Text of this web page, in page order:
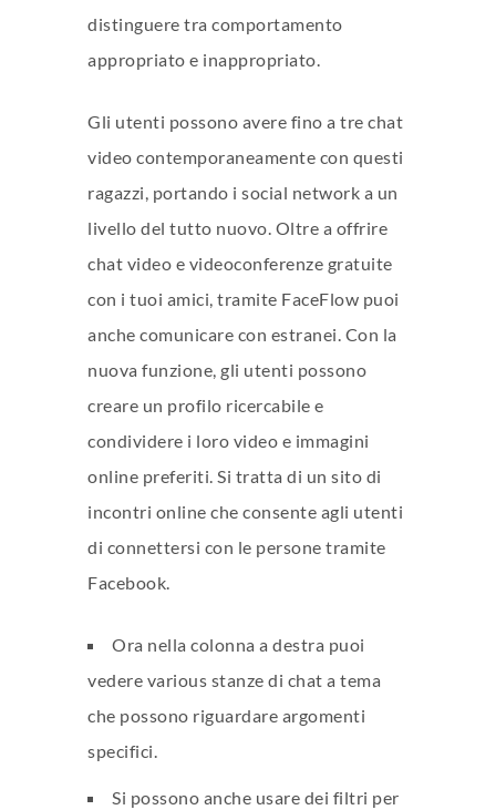
distinguere tra comportamento
appropriato e inappropriato.
Gli utenti possono avere fino a tre chat
video contemporaneamente con questi
ragazzi, portando i social network a un
livello del tutto nuovo. Oltre a offrire
chat video e videoconferenze gratuite
con i tuoi amici, tramite FaceFlow puoi
anche comunicare con estranei. Con la
nuova funzione, gli utenti possono
creare un profilo ricercabile e
condividere i loro video e immagini
online preferiti. Si tratta di un sito di
incontri online che consente agli utenti
di connettersi con le persone tramite
Facebook.
Ora nella colonna a destra puoi
vedere various stanze di chat a tema
che possono riguardare argomenti
specifici.
Si possono anche usare dei filtri per